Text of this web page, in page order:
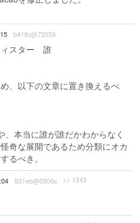
b418c@72059
ィスター 誰
、以下の文章に置き換えるべ
、本当に誰が誰だかわからなく
奇な展開であるため分類にオカ
るべき。
831eb@0506c >> 1243